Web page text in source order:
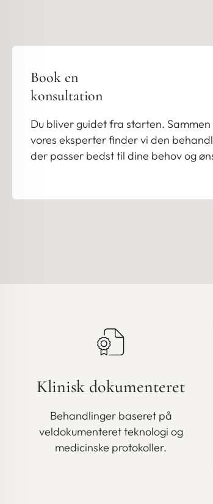
Book en
konsultation
Du bliver guidet fra starten. Sammen
vores eksperter finder vi den
der passer bedst til dine behov og
Klinisk dokumenteret
Behandlinger baseret på
veldokumenteret teknologi og
medicinske protokoller.